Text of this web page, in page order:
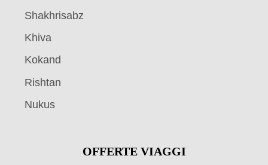
Shakhrisabz
Khiva
Kokand
Rishtan
Nukus
OFFERTE VIAGGI